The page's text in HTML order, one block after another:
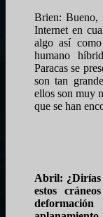
Brien: Bueno,
Internet en
algo así
humano
Paracas se
son tan
ellos son muy
que se han
Abril: ¿Dirías
estos